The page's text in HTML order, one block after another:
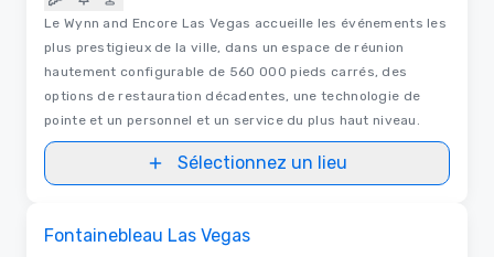
Le Wynn and Encore Las Vegas accueille les événements les
plus prestigieux de la ville, dans un espace de réunion
hautement configurable de 560 000 pieds carrés, des
options de restauration décadentes, une technologie de
pointe et un personnel et un service du plus haut niveau.
Sélectionnez un lieu
Fontainebleau Las Vegas